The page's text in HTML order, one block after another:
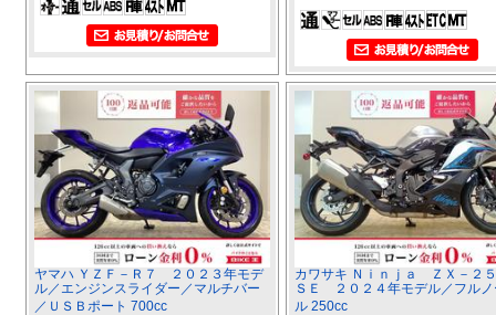
ヤマハ ＹＺＦ－Ｒ７ ２０２３年モデ
ル／エンジンスライダー／マルチバー
／ＵＳＢポート 700cc
カワサキ Ｎｉｎｊａ ＺＸ－
ＳＥ ２０２４年モデル／フルノ
ル 250cc